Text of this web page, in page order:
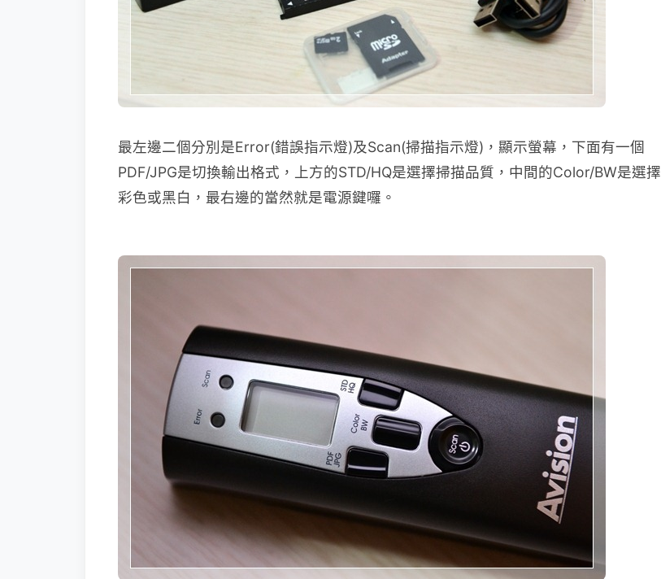
最左邊二個分別是Error(錯誤指示燈)及Scan(掃描指示燈)，顯示螢幕，下面有一個
PDF/JPG是切換輸出格式，上方的STD/HQ是選擇掃描品質，中間的Color/BW是選擇
彩色或黑白，最右邊的當然就是電源鍵囉。